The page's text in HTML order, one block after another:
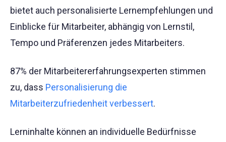
bietet auch personalisierte Lernempfehlungen und
Einblicke für Mitarbeiter, abhängig von Lernstil,
Tempo und Präferenzen jedes Mitarbeiters.
87% der Mitarbeitererfahrungsexperten stimmen
zu, dass Personalisierung die
Mitarbeiterzufriedenheit verbessert.
Lerninhalte können an individuelle Bedürfnisse